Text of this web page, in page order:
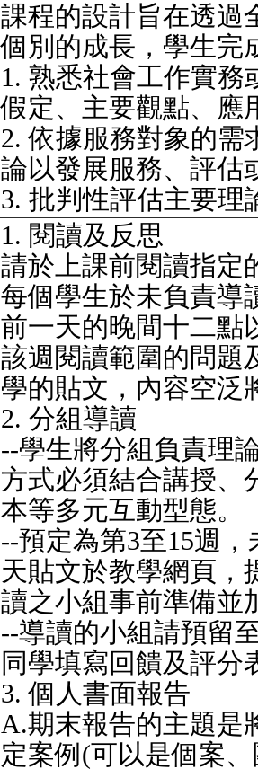
課程的設計旨在透過
個別的成長，學生完
1. 熟悉社會工作實
假定、主要觀點、應
2. 依據服務對象的需
論以發展服務、評估
3. 批判性評估主要
1. 閱讀及反思
請於上課前閱讀指定
每個學生於未負責導
前一天的晚間十二點
該週閱讀範圍的問題
學的貼文，內容空泛
2. 分組導讀
--學生將分組負責理
方式必須結合講授、
本等多元互動型態。
--預定為第3至15週
天貼文於教學網頁，
讀之小組事前準備並
--導讀的小組請預留
同學填寫回饋及評分
3. 個人書面報告
A.期末報告的主題是
定案例(可以是個案